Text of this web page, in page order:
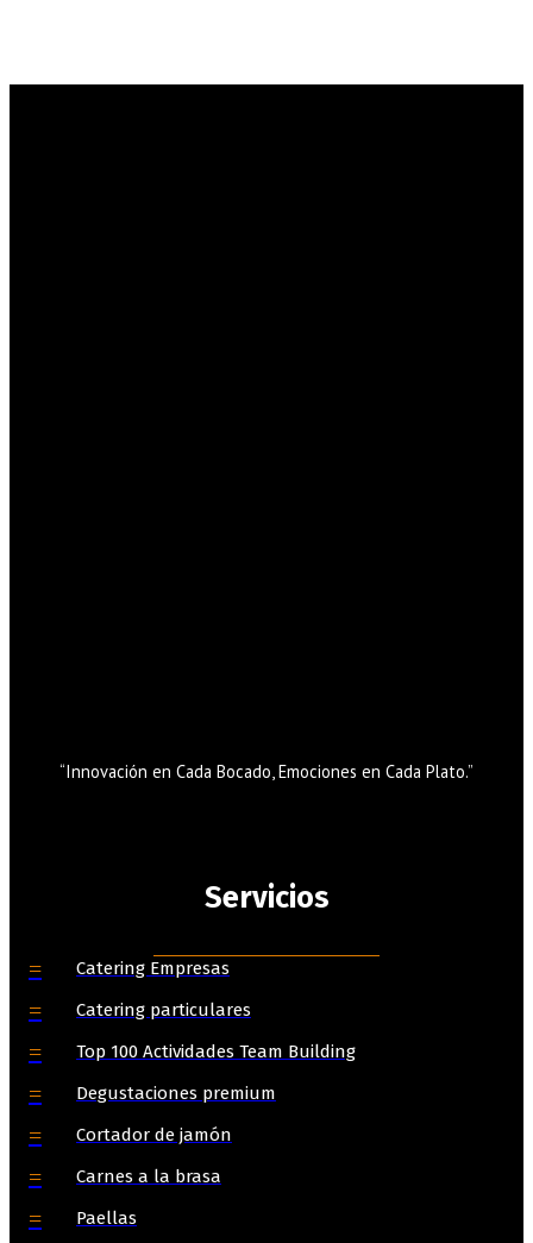
“Innovación en Cada Bocado, Emociones en Cada Plato.”
Servicios
Catering Empresas
Catering particulares
Top 100 Actividades Team Building
Degustaciones premium
Cortador de jamón
Carnes a la brasa
Paellas